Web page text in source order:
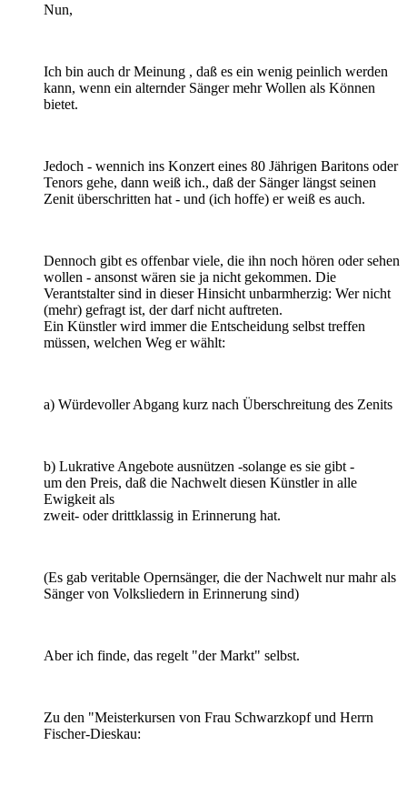
Nun,
Ich bin auch dr Meinung , daß es ein wenig peinlich werden
kann, wenn ein alternder Sänger mehr Wollen als Können
bietet.
Jedoch - wennich ins Konzert eines 80 Jährigen Baritons oder
Tenors gehe, dann weiß ich., daß der Sänger längst seinen
Zenit überschritten hat - und (ich hoffe) er weiß es auch.
Dennoch gibt es offenbar viele, die ihn noch hören oder sehen
wollen - ansonst wären sie ja nicht gekommen. Die
Verantstalter sind in dieser Hinsicht unbarmherzig: Wer nicht
(mehr) gefragt ist, der darf nicht auftreten.
Ein Künstler wird immer die Entscheidung selbst treffen
müssen, welchen Weg er wählt:
a) Würdevoller Abgang kurz nach Überschreitung des Zenits
b) Lukrative Angebote ausnützen -solange es sie gibt -
um den Preis, daß die Nachwelt diesen Künstler in alle
Ewigkeit als
zweit- oder drittklassig in Erinnerung hat.
(Es gab veritable Opernsänger, die der Nachwelt nur mahr als
Sänger von Volksliedern in Erinnerung sind)
Aber ich finde, das regelt "der Markt" selbst.
Zu den "Meisterkursen von Frau Schwarzkopf und Herrn
Fischer-Dieskau: